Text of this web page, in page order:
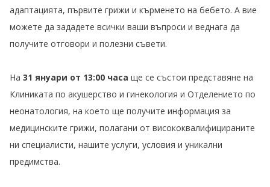
адаптацията, първите грижи и кърменето на бебето. А вие
можете да зададете всички ваши въпроси и веднага да
получите отговори и полезни съвети.
На 31 януари от 13:00 часа ще се състои представяне на
Клиниката по акушерство и гинекология и Отделението по
неонатология, на което ще получите информация за
медицинските грижи, полагани от висококвалифицираните
ни специалисти, нашите услуги, условия и уникални
предимства.